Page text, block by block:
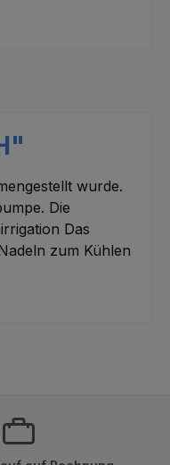
wurde.
Die
Das
zum Kühlen